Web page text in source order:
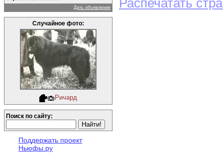
Дать объявление
Случайное фото:
Ричард
Поиск по сайту:
Поддержать проект
Ньюфы.ру
Распечатать